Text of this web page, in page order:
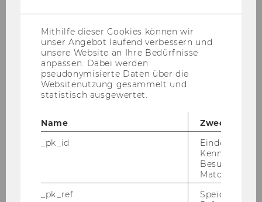
Mithilfe dieser Cookies können wir
unser Angebot laufend verbessern und
unsere Website an Ihre Bedürfnisse
anpassen. Dabei werden
pseudonymisierte Daten über die
Websitenutzung gesammelt und
statistisch ausgewertet.
Name
Zweck
_pk_id
Eindeutige
Besuchers
Matomo.
_pk_ref
Speicherung